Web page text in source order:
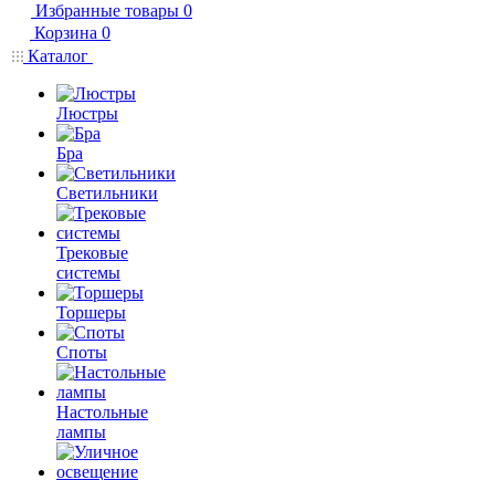
Избранные товары 0
Корзина 0
Каталог
Люстры
Бра
Светильники
Трековые
системы
Торшеры
Споты
Настольные
лампы